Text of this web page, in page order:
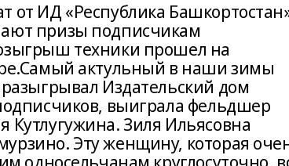
от ИД «Республика
призы подписчикам
техники прошел на
актульный в наши зимы
Издательский дом
выиграла фельдшер
Кутлугужина. Зиля Ильясовна
Эту женщину, которая